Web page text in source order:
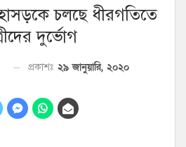
চলছে ধীরগতিতে
দুর্ভোগ
প্রকাশঃ ২৯ জানুয়ারি, ২০২০